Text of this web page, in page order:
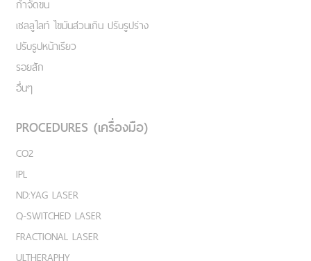
กำจัดขน
เชลลูไลท์ ไขมันส่วนเกิน ปรับรูปร่าง
ปรับรูปหน้าเรียว
รอยสัก
อื่นๆ
PROCEDURES (เครื่องมือ)
CO2
IPL
ND:YAG LASER
Q-SWITCHED LASER
FRACTIONAL LASER
ULTHERAPHY